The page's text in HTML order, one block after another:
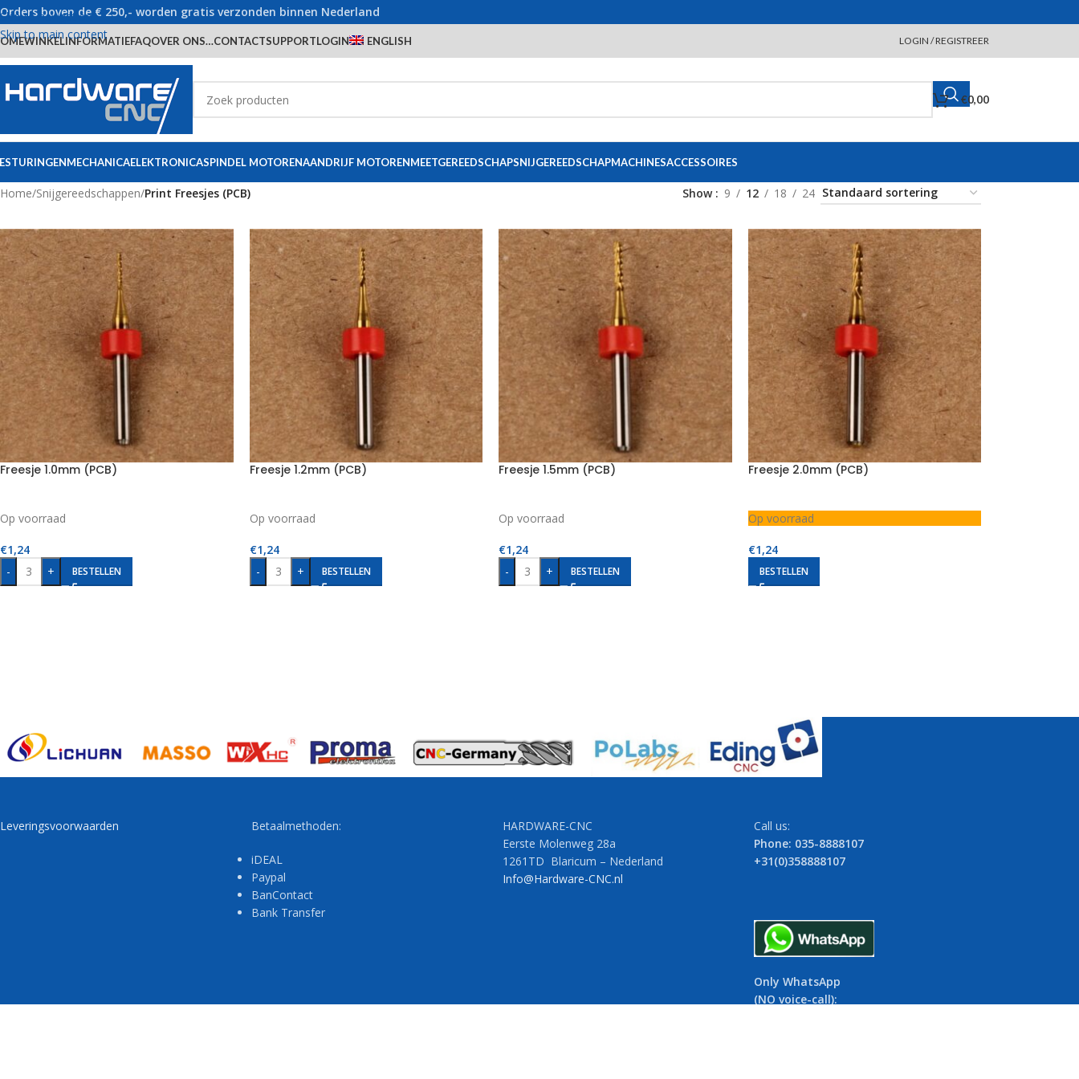
Skip to navigation
Skip to main content
Orders boven de € 250,- worden gratis verzonden binnen Nederland
WINKELINFORMATIEFAQOVER ONS…CONTACTSUPPORTLOGIN ENGLISH LOGIN / REGISTREER
€0,00
MECHANICAELEKTRONICASPINDEL MOTORENAANDRIJF MOTORENMEETGEREEDSCHAPSNIJGEREEDSCHAPMACHINESACCESSOIRES
Home/Snijgereedschappen/Print Freesjes (PCB) Show 9 12 18 24
Freesje 1.0mm (PCB)
Op voorraad
€1,24
-
+ BESTELLEN
Freesje 1.2mm (PCB)
Op voorraad
€1,24
-
+ BESTELLEN
Freesje 1.5mm (PCB)
Op voorraad
€1,24
-
+ BESTELLEN
Freesje 2.0mm (PCB)
Op voorraad
€1,24
BESTELLEN
Leveringsvoorwaarden Betaalmethoden:
iDEAL
Paypal
BanContact
Bank Transfer
HARDWARE-CNC
Eerste Molenweg 28a
1261TD Blaricum – Nederland
Info@Hardware-CNC.nl
Call us:
Phone: 035-8888107
+31(0)358888107
Only WhatsApp
(NO voice-call):